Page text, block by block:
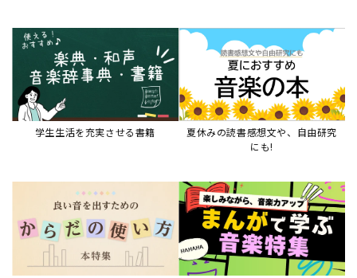
学生生活を充実させる書籍
夏休みの読書感想文や、自由研究
にも!